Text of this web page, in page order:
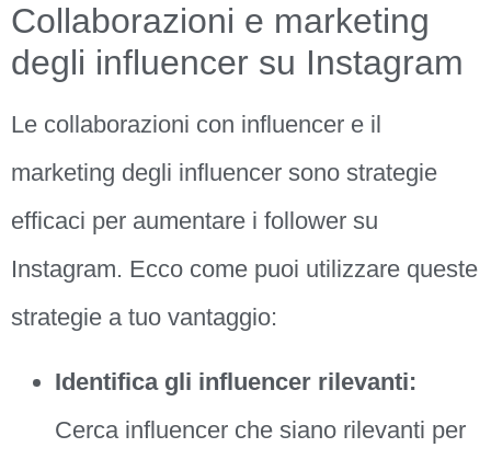
Collaborazioni e marketing
degli influencer su Instagram
Le collaborazioni con influencer e il
marketing degli influencer sono strategie
efficaci per aumentare i follower su
Instagram. Ecco come puoi utilizzare queste
strategie a tuo vantaggio:
Identifica gli influencer rilevanti:
Cerca influencer che siano rilevanti per